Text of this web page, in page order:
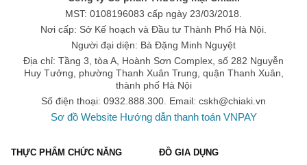
MST: 0108196083 cấp ngày 23/03/2018.
Nơi cấp: Sở Kế hoạch và Đầu tư Thành Phố Hà Nội.
Người đại diện: Bà Đặng Minh Nguyệt
Địa chỉ: Tầng 3, tòa A, Hoành Sơn Complex, số 282 Nguyễn
Huy Tưởng, phường Thanh Xuân Trung, quận Thanh Xuân,
thành phố Hà Nội
Số điện thoại: 0932.888.300. Email: cskh@chiaki.vn
Sơ đồ Website Hướng dẫn thanh toán VNPAY
THỰC PHẨM CHỨC NĂNG ĐỒ GIA DỤNG
Giảm ngay cho bất kỳ đơn hàng nào.
XXX-XXXX
Số lần áp dụng:
lần
Chỉ áp dụng cho gian hàng:
Ngày hết hạn:
LẤY MÃ NGAY